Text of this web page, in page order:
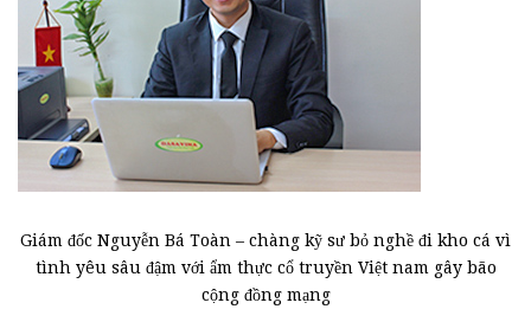
Giám đốc Nguyễn Bá Toàn – chàng kỹ sư bỏ nghề đi kho cá vì
tình yêu sâu đậm với ẩm thực cổ truyền Việt nam gây bão
cộng đồng mạng